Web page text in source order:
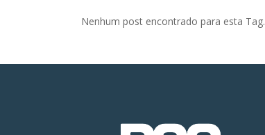
Nenhum post encontrado para esta Tag.